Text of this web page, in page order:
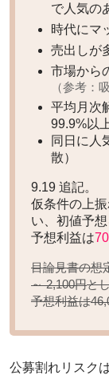
で人気の
時代にマ
売出しが
市場から
（参考：
平均月次
99.9%以上
同日に人
散）
9.19 追記。
仮条件の上
い、初値予
予想利益は
目論見書の想
～ 2,100円と
予想利益は
公募割れリスク